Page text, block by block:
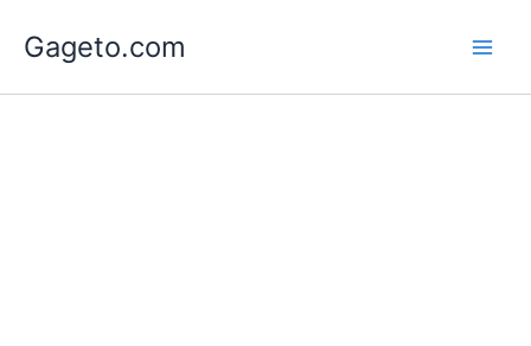
Gageto.com